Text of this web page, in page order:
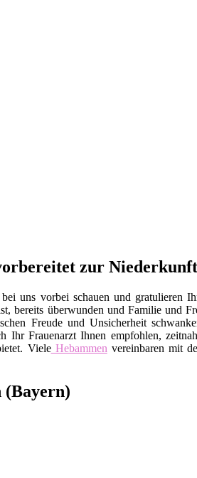
zur
uns vorbei schauen und gratulieren
bereits überwunden und Familie und
Freude und Unsicherheit
Ihr Frauenarzt Ihnen empfohlen,
VieleHebammen vereinbaren mit
(Bayern)